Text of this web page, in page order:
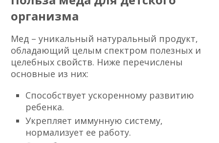
организма
Мед – уникальный натуральный продукт,
обладающий целым спектром полезных и
целебных свойств. Ниже перечислены
основные из них:
Способствует ускоренному развитию
ребенка.
Укрепляет иммунную систему,
нормализует ее работу.